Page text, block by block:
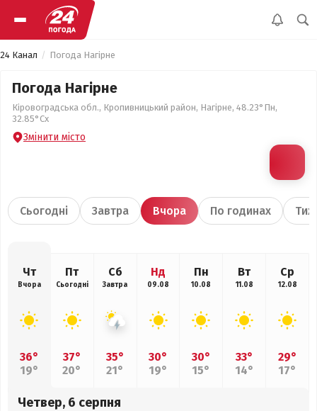
24 Канал Погода Нагірне
Погода Нагірне
Кіровоградська обл., Кропивницький район, Нагірне, 48.23°Пн,
32.85°Сх
Змінити місто
Сьогодні Завтра Вчора По годинах
Чт
Вчора
36°
19°
Пт
Сьогодні
37°
20°
Сб
Завтра
35°
21°
Нд
09.08
30°
19°
Пн
10.08
30°
15°
Вт
11.08
33°
14°
Ср
12.08
29°
17°
Четвер, 6 серпня